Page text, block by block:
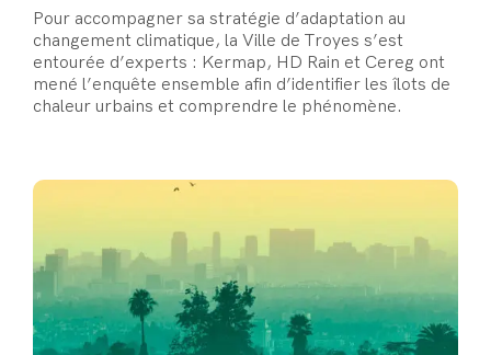
Pour accompagner sa stratégie d’adaptation au
changement climatique, la Ville de Troyes s’est
entourée d’experts : Kermap, HD Rain et Cereg ont
mené l’enquête ensemble afin d’identifier les îlots de
chaleur urbains et comprendre le phénomène.